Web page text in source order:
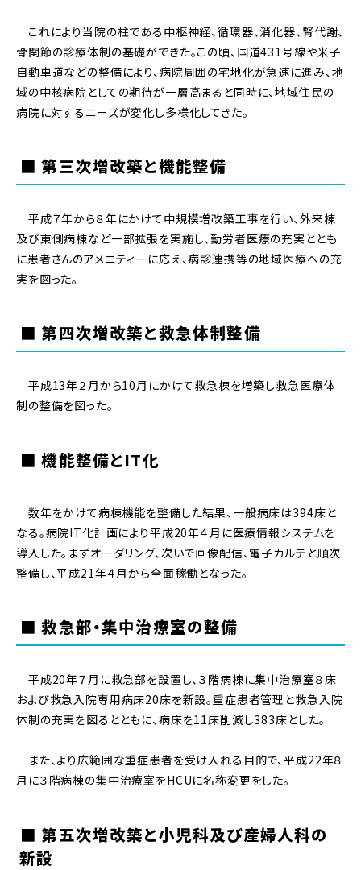
これにより当院の柱である中枢神経、循環器、消化器、腎代謝、
骨関節の診療体制の基礎ができた。この頃、国道431号線や米子
自動車道などの整備により、病院周囲の宅地化が急速に進み、地
域の中核病院としての期待が一層高まると同時に、地域住民の
病院に対するニーズが変化し多様化してきた。
■ 第三次増改築と機能整備
平成７年から８年にかけて中規模増改築工事を行い、外来棟
及び東側病棟など一部拡張を実施し、勤労者医療の充実ととも
に患者さんのアメニティーに応え、病診連携等の地域医療への充
実を図った。
■ 第四次増改築と救急体制整備
平成13年２月から10月にかけて救急棟を増築し救急医療体
制の整備を図った。
■ 機能整備とIT化
数年をかけて病棟機能を整備した結果、一般病床は394床と
なる。病院IT化計画により平成20年４月に医療情報システムを
導入した。まずオーダリング、次いで画像配信、電子カルテと順次
整備し、平成21年４月から全面稼働となった。
■ 救急部・集中治療室の整備
平成20年７月に救急部を設置し、３階病棟に集中治療室８床
および救急入院専用病床20床を新設。重症患者管理と救急入院
体制の充実を図るとともに、病床を11床削減し383床とした。
また、より広範囲な重症患者を受け入れる目的で、平成22年８
月に３階病棟の集中治療室をHCUに名称変更をした。
■ 第五次増改築と小児科及び産婦人科の
新設